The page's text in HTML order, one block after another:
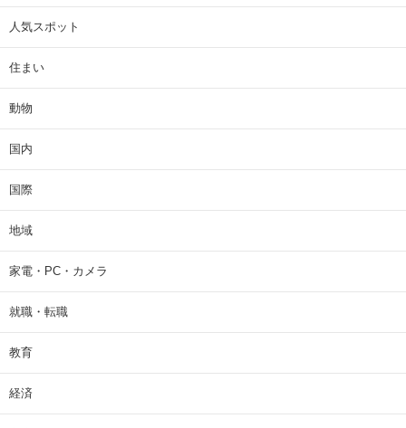
人気スポット
住まい
動物
国内
国際
地域
家電・PC・カメラ
就職・転職
教育
経済